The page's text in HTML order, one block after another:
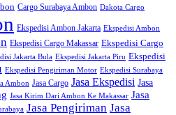
Cargo Surabaya Ambon Dakota Cargo
Ekspedisi Ambon Jakarta Ekspedisi Ambon
Ekspedisi Cargo Makassar Ekspedisi Cargo
Jakarta Bula Ekspedisi Jakarta Piru Ekspedisi
Ekspedisi Pengiriman Motor Ekspedisi Surabaya
Ambon Jasa Cargo Jasa Ekspedisi Jasa
Jasa Kirim Dari Ambon Ke Makassar Jasa
Jasa Pengiriman Jasa